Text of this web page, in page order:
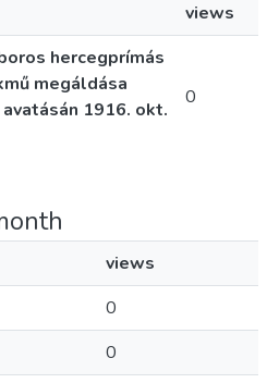
views
hercegprímás
megáldása
1916. okt.
0
views
0
0